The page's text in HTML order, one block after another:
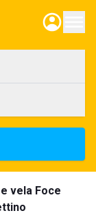
vela Foce